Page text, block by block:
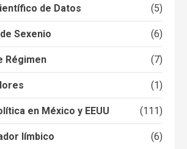
de Datos (5)
Sexenio (6)
Régimen (7)
(1)
en México y EEUU (111)
límbico (6)